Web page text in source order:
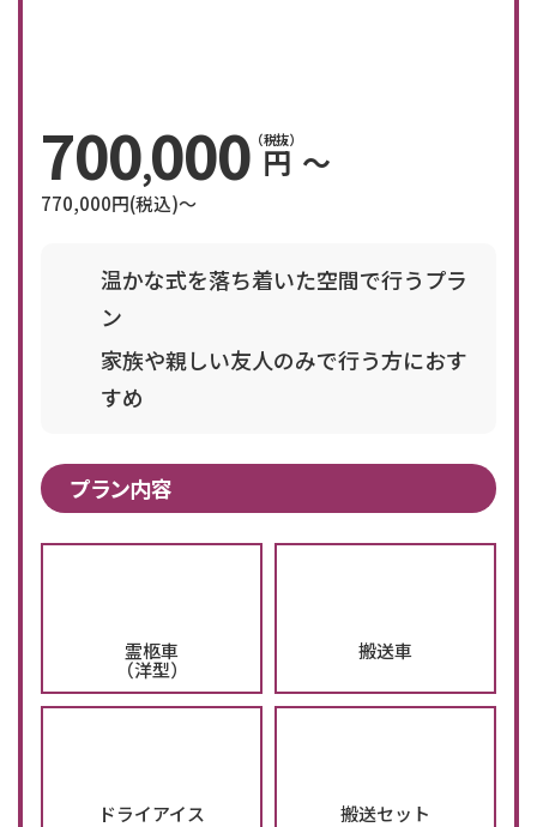
700,000 （税抜）
円 〜
770,000円(税込)〜
温かな式を落ち着いた空間で行うプラ
ン
家族や親しい友人のみで行う方におす
すめ
プラン内容
霊柩車
（洋型）
搬送車
ドライアイス 搬送セット